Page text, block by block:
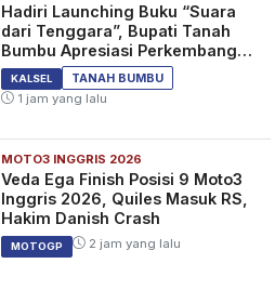
Hadiri Launching Buku “Suara
dari Tenggara”, Bupati Tanah
Bumbu Apresiasi Perkembangan
Literasi di Bumi Bersujud
KALSEL
TANAH BUMBU
1 jam yang lalu
MOTO3 INGGRIS 2026
Veda Ega Finish Posisi 9 Moto3
Inggris 2026, Quiles Masuk RS,
Hakim Danish Crash
MOTOGP 2 jam yang lalu